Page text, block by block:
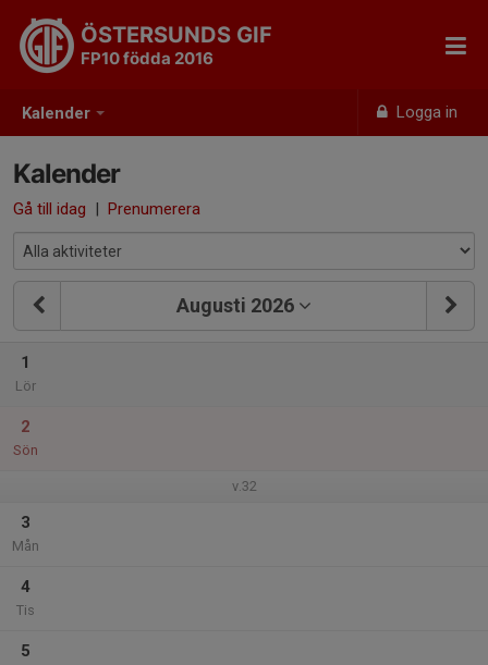
Kalender Logga in
ÖSTERSUNDS GIF
FP10 födda 2016
Kalender
Gå till idag | Prenumerera
Augusti 2026
1
Lör
2
Sön
v.32
3
Mån
4
Tis
5